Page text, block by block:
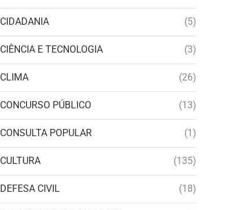
CIDADANIA (5)
CIÊNCIA E TECNOLOGIA (3)
CLIMA (26)
CONCURSO PÚBLICO (13)
CONSULTA POPULAR (1)
CULTURA (135)
DEFESA CIVIL (18)